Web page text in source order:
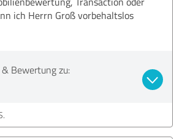
ich Herrn Groß vorbehaltslos
Bewertung zu: